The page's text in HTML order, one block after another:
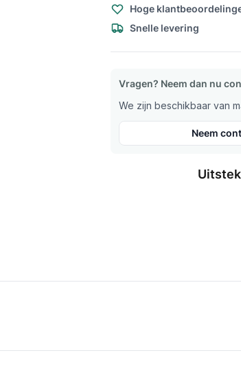
Hoge
Snelle levering
Vragen? Neem dan nu
We zijn beschikbaar van
Neem